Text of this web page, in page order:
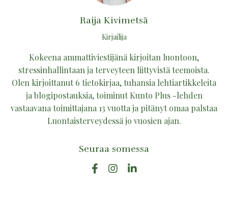
Raija Kivimetsä
Kirjailija
Kokeena ammattiviestijänä kirjoitan luontoon,
stressinhallintaan ja terveyteen liittyvistä teemoista.
Olen kirjoittanut 6 tietokirjaa, tuhansia lehtiartikkeleita
ja blogipostauksia, toiminut Kunto Plus -lehden
vastaavana toimittajana 13 vuotta ja pitänyt omaa palstaa
Luontaisterveydessä jo vuosien ajan.
Seuraa somessa